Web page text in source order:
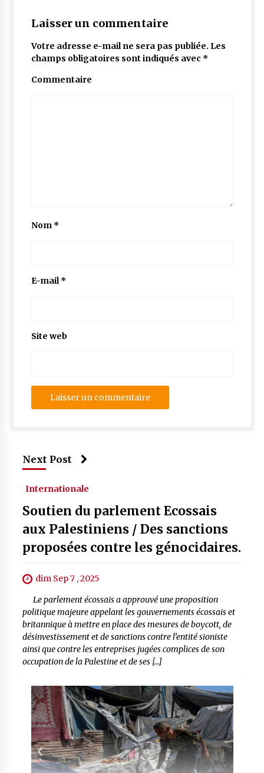
Laisser un commentaire
Votre adresse e-mail ne sera pas publiée. Les
champs obligatoires sont indiqués avec *
Commentaire
Nom *
E-mail*
Site web
Next Post
Internationale
Soutien du parlement Ecossais
aux Palestiniens / Des sanctions
proposées contre les génocidaires.
dim Sep 7 , 2025
Le parlement écossais a approuvé une proposition
politique majeure appelant les gouvernements écossais et
britannique à mettre en place des mesures de boycott, de
désinvestissement et de sanctions contre l’entité sioniste
ainsi que contre les entreprises jugées complices de son
occupation de la Palestine et de ses […]